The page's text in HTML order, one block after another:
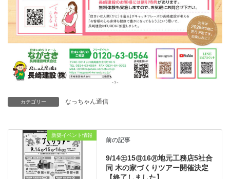
カテゴリー なっちゃん通信
新築イベント情報
前の記事
9/14㊏15㊐16㊊地元工務店5社合
同 木の家づくりツアー開催決定